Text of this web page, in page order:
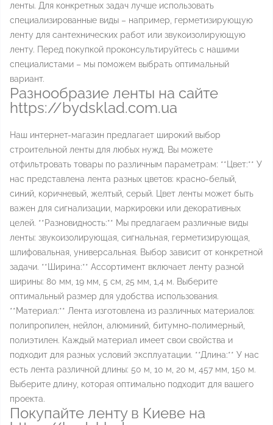
ленты. Для конкретных задач лучше использовать
специализированные виды – например, герметизирующую
ленту для сантехнических работ или звукоизолирующую
ленту. Перед покупкой проконсультируйтесь с нашими
специалистами – мы поможем выбрать оптимальный
вариант.
Разнообразие ленты на сайте
https://bydsklad.com.ua
Наш интернет-магазин предлагает широкий выбор
строительной ленты для любых нужд. Вы можете
отфильтровать товары по различным параметрам: **Цвет:** У
нас представлена лента разных цветов: красно-белый,
синий, коричневый, желтый, серый. Цвет ленты может быть
важен для сигнализации, маркировки или декоративных
целей. **Разновидность:** Мы предлагаем различные виды
ленты: звукоизолирующая, сигнальная, герметизирующая,
шлифовальная, универсальная. Выбор зависит от конкретной
задачи. **Ширина:** Ассортимент включает ленту разной
ширины: 80 мм, 19 мм, 5 см, 25 мм, 1,4 м. Выберите
оптимальный размер для удобства использования.
**Материал:** Лента изготовлена из различных материалов:
полипропилен, нейлон, алюминий, битумно-полимерный,
полиэтилен. Каждый материал имеет свои свойства и
подходит для разных условий эксплуатации. **Длина:** У нас
есть лента различной длины: 50 м, 10 м, 20 м, 457 мм, 150 м.
Выберите длину, которая оптимально подходит для вашего
проекта.
Покупайте ленту в Киеве на